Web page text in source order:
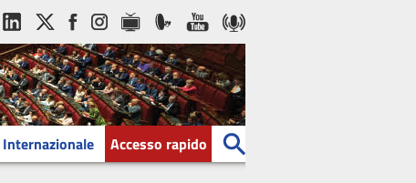
Internazionale Accesso rapido